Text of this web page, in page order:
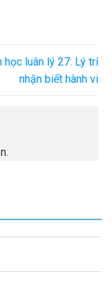
học luân lý 27: Lý trí
nhận biết hành vi